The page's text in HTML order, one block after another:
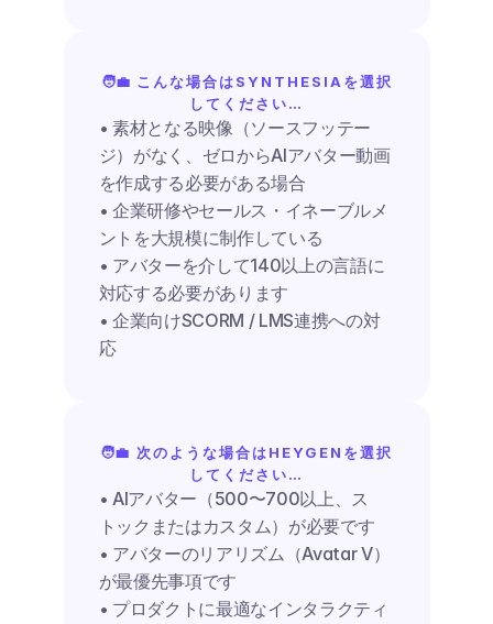
🧑‍💼 こんな場合はSYNTHESIAを選択
してください…
• 素材となる映像（ソースフッテー
ジ）がなく、ゼロからAIアバター動画
を作成する必要がある場合
• 企業研修やセールス・イネーブルメ
ントを大規模に制作している
• アバターを介して140以上の言語に
対応する必要があります
• 企業向けSCORM / LMS連携への対
応
🧑‍💼 次のような場合はHEYGENを選択
してください…
• AIアバター（500〜700以上、ス
トックまたはカスタム）が必要です
• アバターのリアリズム（Avatar V）
が最優先事項です
• プロダクトに最適なインタラクティ